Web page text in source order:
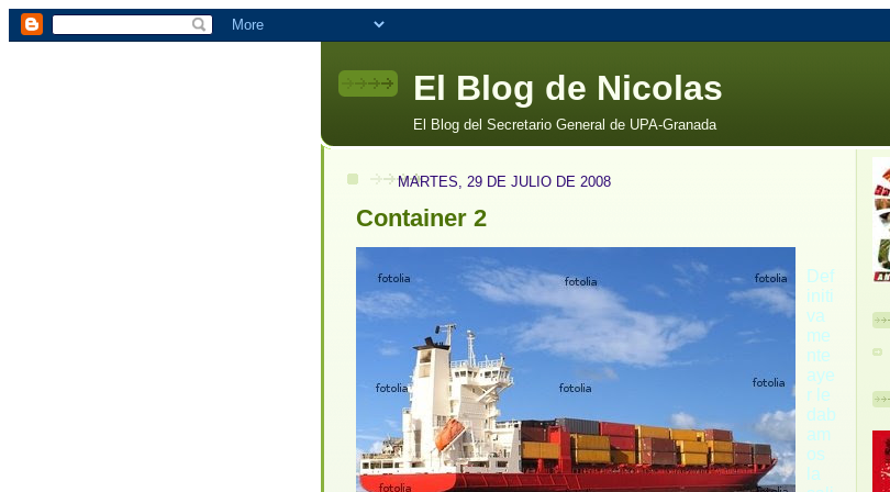
El Blog de Nicolas
El Blog del Secretario General de UPA-Granada
MARTES, 29 DE JULIO DE 2008
Container 2
Def
initi
va
me
nte
aye
r le
dab
am
os
la